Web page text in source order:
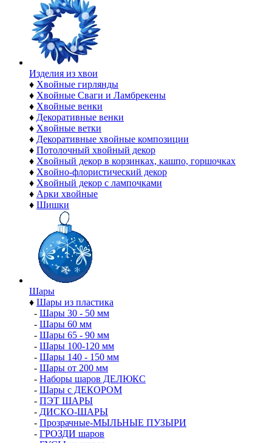
Изделия из хвои
♦ Хвойные гирлянды
♦ Хвойные Сваги и Ламбрекены
♦ Хвойные венки
♦ Декоративные венки
♦ Хвойные ветки
♦ Декоративные хвойные композиции
♦ Потолочный хвойный декор
♦ Хвойный декор в корзинках, кашпо, горшочках
♦ Хвойно-флористический декор
♦ Хвойный декор с лампочками
♦ Арки хвойные
♦ Шишки
Шары
♦ Шары из пластика
- Шары 30 - 50 мм
- Шары 60 мм
- Шары 65 - 90 мм
- Шары 100-120 мм
- Шары 140 - 150 мм
- Шары от 200 мм
- Наборы шаров ДЕЛЮКС
- Шары с ДЕКОРОМ
- ПЭТ ШАРЫ
- ДИСКО-ШАРЫ
- Прозрачные-МЫЛЬНЫЕ ПУЗЫРИ
- ГРОЗДИ шаров